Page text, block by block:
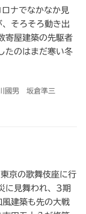
ナでなかなか見
そろそろ動き出
寄屋建築の先駆者
たのはまだ寒い冬
國男 坂倉準三
京の歌舞伎座に行
に見舞われ、3期
風建築も先の大戦